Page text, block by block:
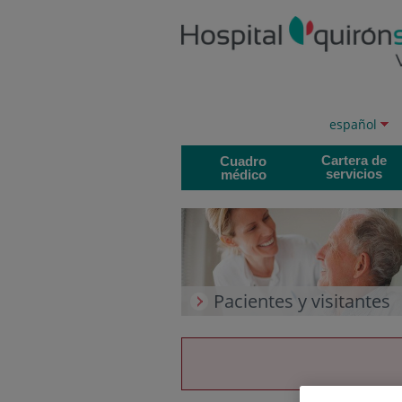
al
contenido
Selector
idioma
Idioma
activo
español
Cuadro
médico
Cartera de
servicios
Pacientes y visitantes